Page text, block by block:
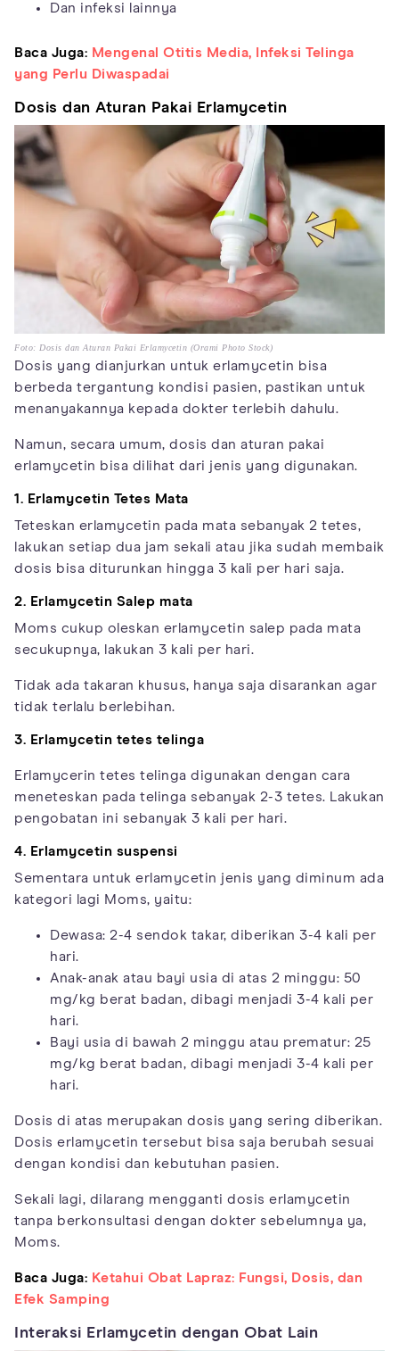
Dan infeksi lainnya
Baca Juga: Mengenal Otitis Media, Infeksi Telinga
yang Perlu Diwaspadai
Dosis dan Aturan Pakai Erlamycetin
Foto: Dosis dan Aturan Pakai Erlamycetin (Orami Photo Stock)
Dosis yang dianjurkan untuk erlamycetin bisa
berbeda tergantung kondisi pasien, pastikan untuk
menanyakannya kepada dokter terlebih dahulu.
Namun, secara umum, dosis dan aturan pakai
erlamycetin bisa dilihat dari jenis yang digunakan.
1. Erlamycetin Tetes Mata
Teteskan erlamycetin pada mata sebanyak 2 tetes,
lakukan setiap dua jam sekali atau jika sudah membaik
dosis bisa diturunkan hingga 3 kali per hari saja.
2. Erlamycetin Salep mata
Moms cukup oleskan erlamycetin salep pada mata
secukupnya, lakukan 3 kali per hari.
Tidak ada takaran khusus, hanya saja disarankan agar
tidak terlalu berlebihan.
3. Erlamycetin tetes telinga
Erlamycerin tetes telinga digunakan dengan cara
meneteskan pada telinga sebanyak 2-3 tetes. Lakukan
pengobatan ini sebanyak 3 kali per hari.
4. Erlamycetin suspensi
Sementara untuk erlamycetin jenis yang diminum ada
kategori lagi Moms, yaitu:
Dewasa: 2-4 sendok takar, diberikan 3-4 kali per
hari.
Anak-anak atau bayi usia di atas 2 minggu: 50
mg/kg berat badan, dibagi menjadi 3-4 kali per
hari.
Bayi usia di bawah 2 minggu atau prematur: 25
mg/kg berat badan, dibagi menjadi 3-4 kali per
hari.
Dosis di atas merupakan dosis yang sering diberikan.
Dosis erlamycetin tersebut bisa saja berubah sesuai
dengan kondisi dan kebutuhan pasien.
Sekali lagi, dilarang mengganti dosis erlamycetin
tanpa berkonsultasi dengan dokter sebelumnya ya,
Moms.
Baca Juga: Ketahui Obat Lapraz: Fungsi, Dosis, dan
Efek Samping
Interaksi Erlamycetin dengan Obat Lain